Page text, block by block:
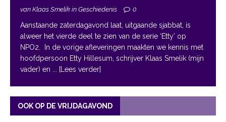
van Klaas Smelik in Geschiedenis 0
Aanstaande zaterdagavond laat, uitgaande sjabbat, is
alweer het vierde deel te zien van de serie ‘Etty’ op
NPO2. In de vorige afleveringen maakten we kennis met
hoofdpersoon Etty Hillesum, schrijver Klaas Smelik (mijn
vader) en ... [Lees verder]
OOK OP DE VRIJDAGAVOND